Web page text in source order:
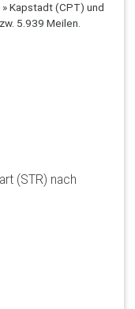
Kapstadt (CPT) und
5.939 Meilen.
(STR) nach